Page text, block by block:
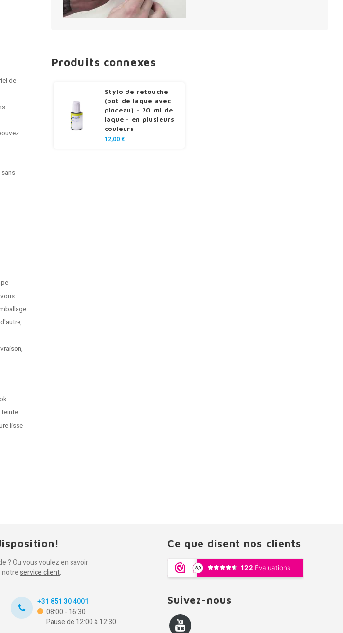
de
teinte
lisse
Produits connexes
Stylo de retouche
(pot de laque avec
pinceau) - 20 ml de
laque - en plusieurs
couleurs
12,00 €
? Ou vous voulez en savoir
notreservice client.
+31 851 30 4001
08:00 - 16:30
Pause de 12:00 à 12:30
Ce que disent nos clients
Suivez-nous